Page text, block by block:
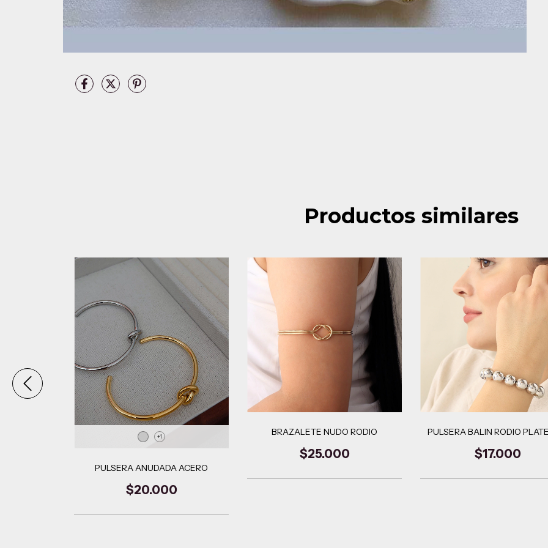
Productos similares
+1
PULSERA ANUDADA ACERO
$20.000
BRAZALETE NUDO RODIO
$25.000
PULSERA BALIN RODIO
$17.000